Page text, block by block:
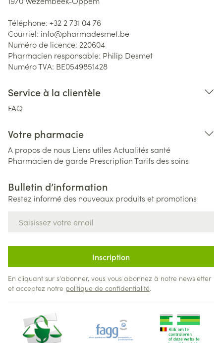
Téléphone: +32 2 731 04 76
Courriel: info@pharmadesmet.be
Numéro de licence: 220604
Pharmacien responsable: Philip Desmet
Numéro TVA: BE0549851428
Service à la clientèle
FAQ
Votre pharmacie
A propos de nous Liens utiles Actualités santé
Pharmacien de garde PrescriptionTarifs des soins
Bulletin d’information
Restez informé des nouveaux produits et promotions
Inscription
En cliquant sur s'abonner, vous vous abonnez à notre newsletter
et acceptez notre politique de confidentialité.